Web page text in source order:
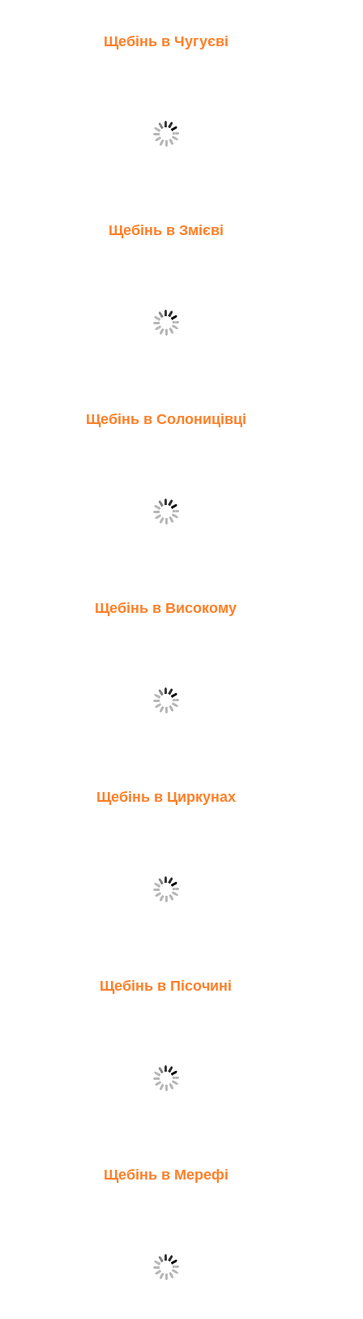
Щебінь в Чугуєві
Щебінь в Змієві
Щебінь в Солоницівці
Щебінь в Високому
Щебінь в Циркунах
Щебінь в Пісочині
Щебінь в Мерефі